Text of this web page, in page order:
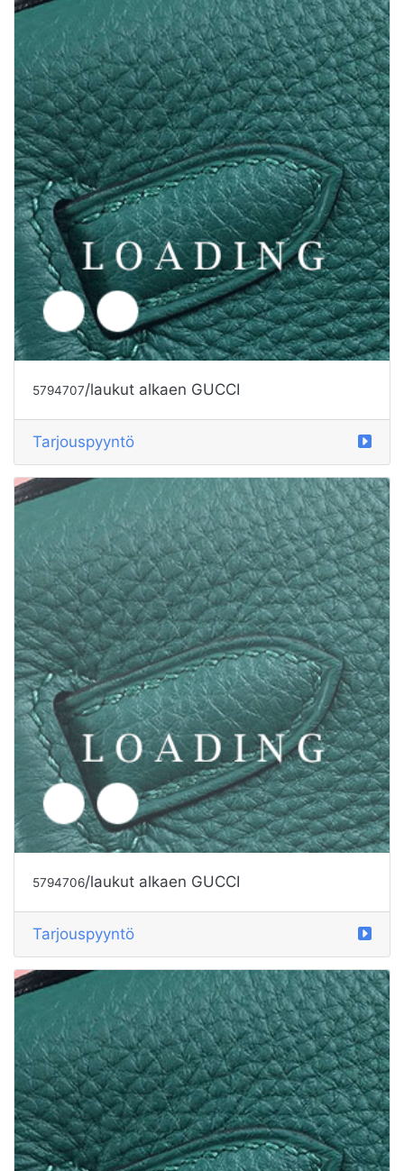
5794707/laukut alkaen GUCCI
Tarjouspyyntö
5794706 /laukut alkaen GUCCI
Tarjouspyyntö
5794705/laukut alkaen GUCCI
Tarjouspyyntö